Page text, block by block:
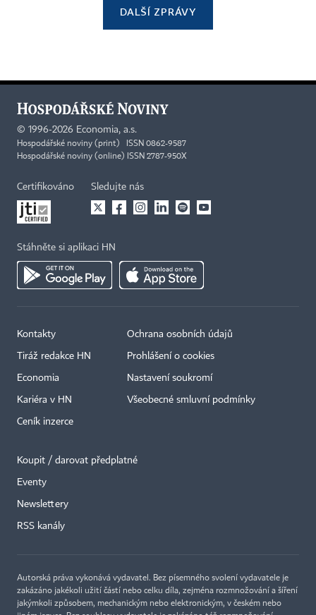
DALŠÍ ZPRÁVY
© 1996-2026 Economia, a.s.
Hospodářské noviny (print) ISSN 0862-9587
Hospodářské noviny (online) ISSN 2787-950X
Certifikováno Sledujte nás
Stáhněte si aplikaci HN
Kontakty
Tiráž redakce HN
Economia
Kariéra v HN
Ceník inzerce
Ochrana osobních údajů
Prohlášení o cookies
Nastavení soukromí
Všeobecné smluvní podmínky
Koupit / darovat předplatné
Eventy
Newslettery
RSS kanály
Autorská práva vykonává vydavatel. Bez písemného svolení vydavatele je
zakázáno jakékoli užití částí nebo celku díla, zejména rozmnožování a šíření
jakýmkoli způsobem, mechanickým nebo elektronickým, v českém nebo